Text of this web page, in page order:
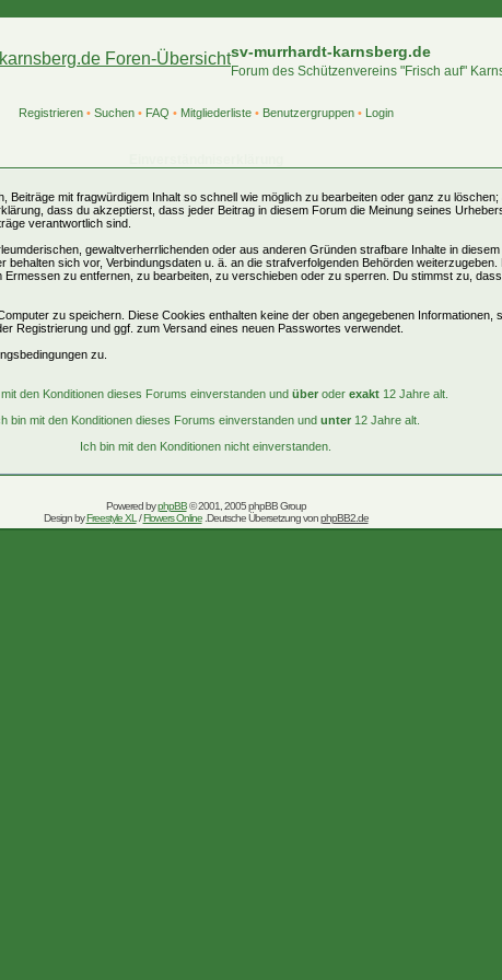
sv-murrhardt-karnsberg.de
Forum des Schützenvereins "Frisch auf"
Registrieren• Suchen• FAQ • Mitgliederliste• Benutzergruppen• Login
Beiträge mit fragwürdigem Inhalt so schnell wie möglich zu bearbeiten oder ganz zu
dass du akzeptierst, dass jeder Beitrag in diesem Forum die Meinung seines
verantwortlich sind.
gewaltverherrlichenden oder aus anderen Gründen strafbare Inhalte in
sich vor, Verbindungsdaten u. ä. an die strafverfolgenden Behörden
zu entfernen, zu bearbeiten, zu verschieben oder zu sperren. Du stimmst zu,
zu speichern. Diese Cookies enthalten keine der oben angegebenen Informationen,
Registrierung und ggf. zum Versand eines neuen Passwortes verwendet.
zu.
den Konditionen dieses Forums einverstanden und über oder exakt 12 Jahre alt.
bin mit den Konditionen dieses Forums einverstanden und unter 12 Jahre alt.
Ich bin mit den Konditionen nicht einverstanden.
Powered byphpBB© 2001, 2005 phpBB Group
Design byFreestyle XL /Flowers Online.Deutsche Übersetzung vonphpBB2.de